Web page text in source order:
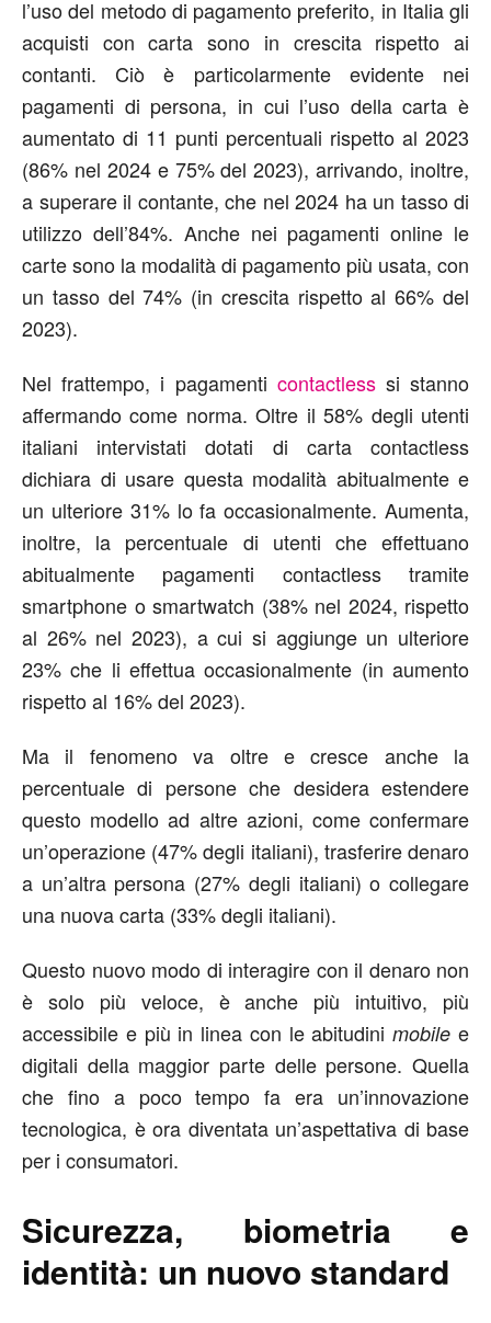
l’uso del metodo di pagamento preferito, in Italia gli
acquisti con carta sono in crescita rispetto ai
contanti. Ciò è particolarmente evidente nei
pagamenti di persona, in cui l’uso della carta è
aumentato di 11 punti percentuali rispetto al 2023
(86% nel 2024 e 75% del 2023), arrivando, inoltre,
a superare il contante, che nel 2024 ha un tasso di
utilizzo dell’84%. Anche nei pagamenti online le
carte sono la modalità di pagamento più usata, con
un tasso del 74% (in crescita rispetto al 66% del
2023).
Nel frattempo, i pagamenti contactlesssi stanno
affermando come norma. Oltre il 58% degli utenti
italiani intervistati dotati di carta contactless
dichiara di usare questa modalità abitualmente e
un ulteriore 31% lo fa occasionalmente. Aumenta,
inoltre, la percentuale di utenti che effettuano
abitualmente pagamenti contactless tramite
smartphone o smartwatch (38% nel 2024, rispetto
al 26% nel 2023), a cui si aggiunge un ulteriore
23% che li effettua occasionalmente (in aumento
rispetto al 16% del 2023).
Ma il fenomeno va oltre e cresce anche la
percentuale di persone che desidera estendere
questo modello ad altre azioni, come confermare
un’operazione (47% degli italiani), trasferire denaro
a un’altra persona (27% degli italiani) o collegare
una nuova carta (33% degli italiani).
Questo nuovo modo di interagire con il denaro non
è solo più veloce, è anche più intuitivo, più
accessibile e più in linea con le abitudinimobile e
digitali della maggior parte delle persone. Quella
che fino a poco tempo fa era un’innovazione
tecnologica, è ora diventata un’aspettativa di base
per i consumatori.
Sicurezza, biometria e
identità: un nuovo standard